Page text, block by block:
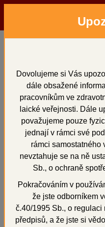
IPS
Dovolujeme si Vás
dále obsažené
pracovníkům ve
laické veřejnosti. Dále
považujeme pouze
jednají v rámci své
rámci samostatného
nevztahuje se na ně
Sb., o ochraně
Pokračováním v
že jste odborníkem
č.40/1995 Sb., o
předpisů, a že jste si